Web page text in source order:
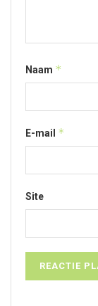
Naam *
E-mail *
Site